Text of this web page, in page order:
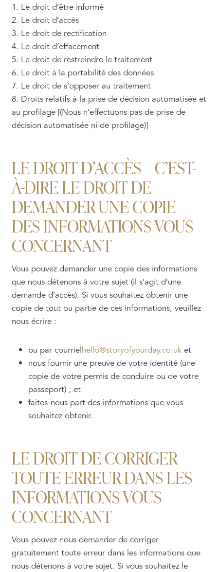
1. Le droit d’être informé
2. Le droit d’accès
3. Le droit de rectification
4. Le droit d’effacement
5. Le droit de restreindre le traitement
6. Le droit à la portabilité des données
7. Le droit de s’opposer au traitement
8. Droits relatifs à la prise de décision automatisée et
au profilage [(Nous n’effectuons pas de prise de
décision automatisée ni de profilage)]
LE DROIT D’ACCÈS – C’EST-
À-DIRE LE DROIT DE
DEMANDER UNE COPIE
DES INFORMATIONS VOUS
CONCERNANT
Vous pouvez demander une copie des informations
que nous détenons à votre sujet (il s’agit d’une
demande d’accès). Si vous souhaitez obtenir une
copie de tout ou partie de ces informations, veuillez
nous écrire :
ou par courrielhello@storyofyourday.co.uket
nous fournir une preuve de votre identité (une
copie de votre permis de conduire ou de votre
passeport) ; et
faites-nous part des informations que vous
souhaitez obtenir.
LE DROIT DE CORRIGER
TOUTE ERREUR DANS LES
INFORMATIONS VOUS
CONCERNANT
Vous pouvez nous demander de corriger
gratuitement toute erreur dans les informations que
nous détenons à votre sujet. Si vous souhaitez le